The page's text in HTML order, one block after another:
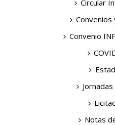
Circular
Convenios
Convenio
Notas